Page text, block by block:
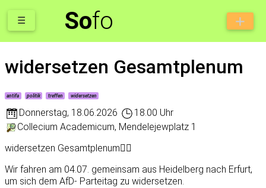
Sofo
☰
widersetzen Gesamtplenum
antifa politik treffen widersetzen
Donnerstag, 18.06.2026
18.00 Uhr
Collecium Academicum, Mendelejewplatz 1
widersetzen Gesamtplenum❤️‍🔥
Wir fahren am 04.07. gemeinsam aus Heidelberg nach Erfurt,
um sich dem AfD- Parteitag zu widersetzen.